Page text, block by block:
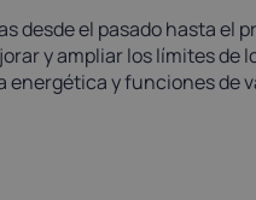
desde el pasado hasta el
y ampliar los límites
y funciones de